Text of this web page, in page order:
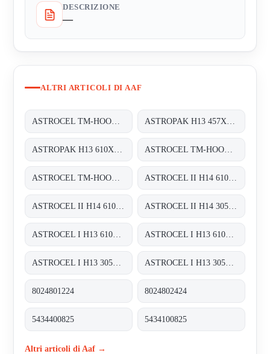
DESCRIZIONE
—
ALTRI ARTICOLI DI AAF
8024801224 8024802424
5434400825 5434100825
Altri articoli di Aaf →